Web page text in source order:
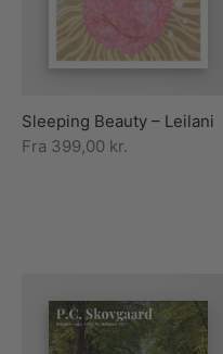
Sleeping Beauty – Leilani
Fra 399,00 kr.